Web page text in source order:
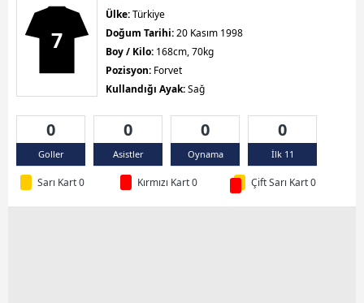
7
Ülke:Türkiye
Doğum Tarihi:20 Kasım 1998
Boy / Kilo: 168cm, 70kg
Pozisyon: Forvet
Kullandığı Ayak:Sağ
0
Goller
0
Asistler
0
Oynama
0
İlk 11
Sarı Kart 0 Kırmızı Kart 0 Çift Sarı Kart 0